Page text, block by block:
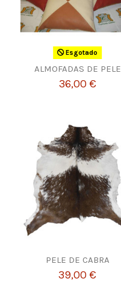
Esgotado
ALMOFADAS DE PELE
36,00 €
PELE DE CABRA
39,00 €